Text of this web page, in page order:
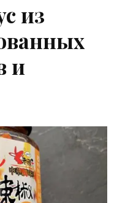
из
и